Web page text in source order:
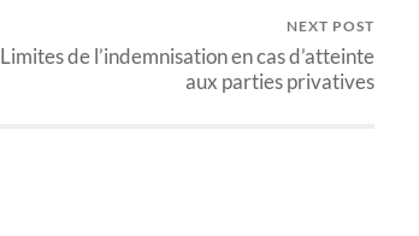
NEXT POST
Limites de l’indemnisation en cas d’atteinte
aux parties privatives